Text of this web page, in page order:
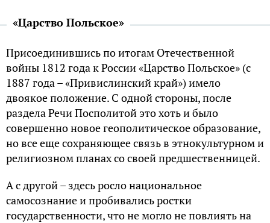
«Царство Польское»
Присоединившись по итогам Отечественной
войны 1812 года к России «Царство Польское» (с
1887 года – «Привислинский край») имело
двоякое положение. С одной стороны, после
раздела Речи Посполитой это хоть и было
совершенно новое геополитическое образование,
но все еще сохраняющее связь в этнокультурном и
религиозном планах со своей предшественницей.
А с другой – здесь росло национальное
самосознание и пробивались ростки
государственности, что не могло не повлиять на